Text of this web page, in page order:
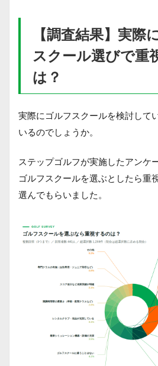
【調査結果】実際
スクール選びで重
は？
実際にゴルフスクールを検討して
いるのでしょうか。
ステップゴルフが実施したアンケ
ゴルフスクールを選ぶとしたら重
選んでもらいました。